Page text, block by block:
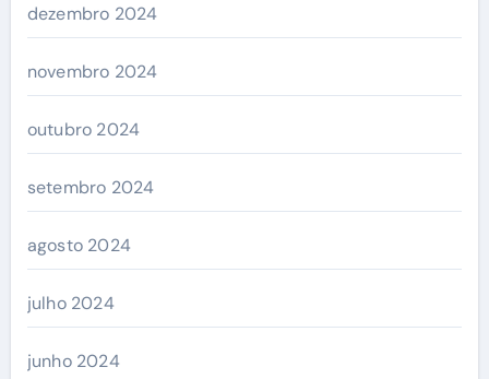
dezembro 2024
novembro 2024
outubro 2024
setembro 2024
agosto 2024
julho 2024
junho 2024